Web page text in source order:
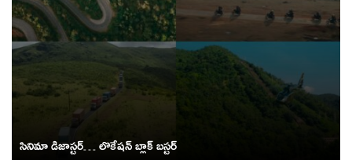
సినిమా డిజాస్టర్… లొకేషన్ బ్లాక్ బస్టర్